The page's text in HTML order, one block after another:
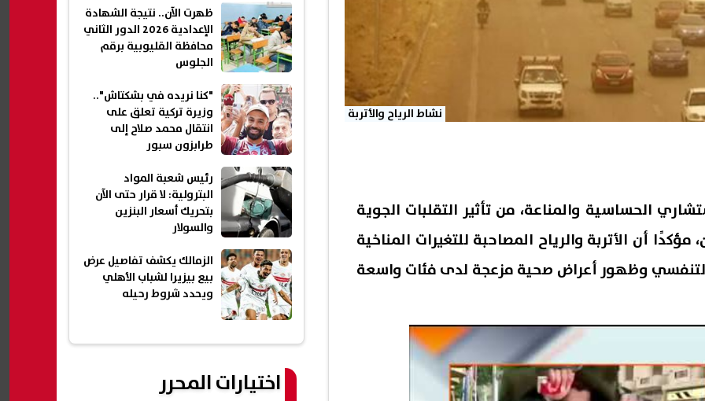
نشاط الرياح والأتربة
الحساسية والمناعة، من تأثير التقلبات الجوية
أن الأتربة والرياح المصاحبة للتغيرات المناخية
وظهور أعراض صحية مزعجة لدى فئات واسعة
ظهرت الآن.. نتيجة الشهادة
الإعدادية 2026 الدور الثاني
محافظة القليوبية برقم
الجلوس
"كنا نريده في بشكتاش"..
وزيرة تركية تعلق على
انتقال محمد صلاح إلى
طرابزون سبور
رئيس شعبة المواد
البترولية: لا قرار حتى الآن
بتحريك أسعار البنزين
والسولار
الزمالك يكشف تفاصيل عرض
بيع بيزيرا لشباب الأهلي
ويحدد شروط رحيله
اختيارات المحرر